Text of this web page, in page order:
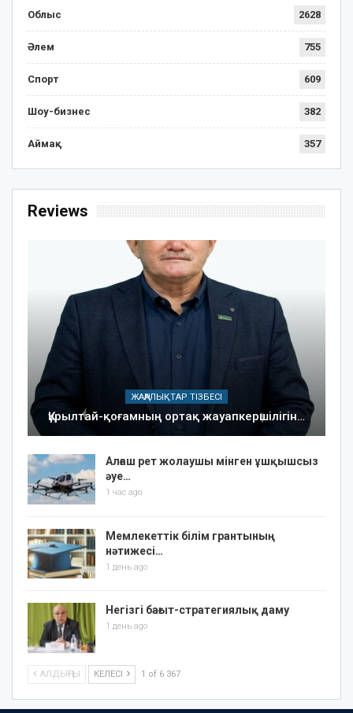
Облыс 2628
Әлем 755
Спорт 609
Шоу-бизнес 382
Аймақ 357
Reviews
ЖАҢАЛЫҚТАР ТІЗБЕСІ
Құрылтай-қоғамның ортақ жауапкершілігін…
Алғаш рет жолаушы мінген ұшқышсыз
әуе…
1 час ago
Мемлекеттік білім грантының
нәтижесі…
1 день ago
Негізгі бағыт-стратегиялық даму
1 день ago
АЛДЫҢҒЫ КЕЛЕСІ 1 of 6 367